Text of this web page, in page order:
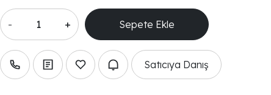
- +
Satıcıya Danış